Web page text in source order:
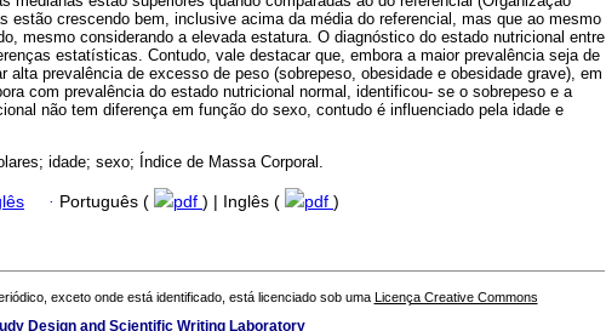
estão crescendo bem, inclusive acima da média do referencial, mas que ao mesmo
mesmo considerando a elevada estatura. O diagnóstico do estado nutricional entre
estatísticas. Contudo, vale destacar que, embora a maior prevalência seja de
alta prevalência de excesso de peso (sobrepeso, obesidade e obesidade grave), em
com prevalência do estado nutricional normal, identificou- se o sobrepeso e a
não tem diferença em função do sexo, contudo é influenciado pela idade e
idade; sexo; Índice de Massa Corporal.
· Português ( pdf ) | Inglês ( pdf )
exceto onde está identificado, está licenciado sob uma Licença Creative Commons
Design and Scientific Writing Laboratory